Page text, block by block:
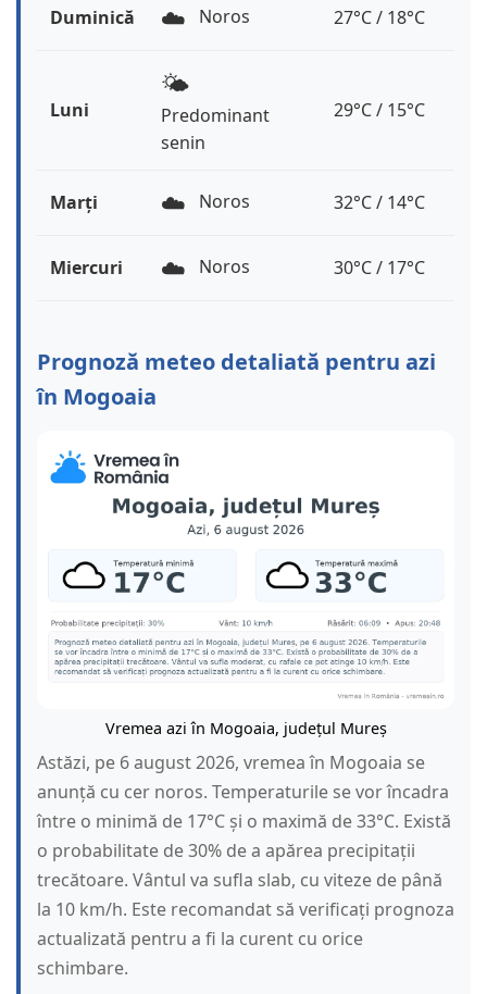
Duminică ☁️ Noros 27°C / 18°C
Luni
🌤️
Predominant
senin
29°C / 15°C
Marți ☁️ Noros 32°C / 14°C
Miercuri ☁️ Noros 30°C / 17°C
Prognoză meteo detaliată pentru azi
în Mogoaia
Vremea azi în Mogoaia, județul Mureș
Astăzi, pe 6 august 2026, vremea în Mogoaia se
anunță cu cer noros. Temperaturile se vor încadra
între o minimă de 17°C și o maximă de 33°C. Există
o probabilitate de 30% de a apărea precipitații
trecătoare. Vântul va sufla slab, cu viteze de până
la 10 km/h. Este recomandat să verificați prognoza
actualizată pentru a fi la curent cu orice
schimbare.